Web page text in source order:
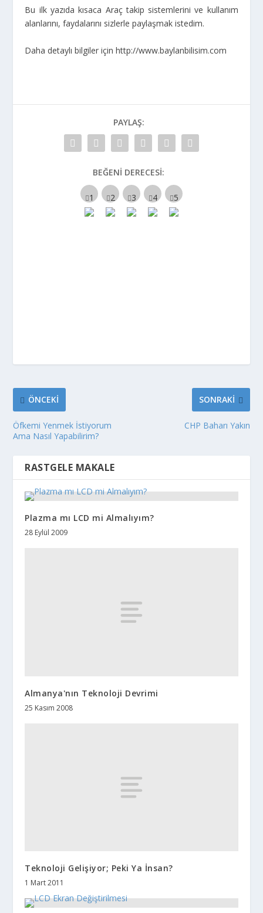
Bu ilk yazıda kısaca Araç takip sistemlerini ve kullanım
alanlarını, faydalarını sizlerle paylaşmak istedim.
Daha detaylı bilgiler için http://www.baylanbilisim.com
PAYLAŞ:
BEĞENI DERECESI:
ÖNCEKI
Öfkemi Yenmek İstiyorum
Ama Nasıl Yapabilirim?
SONRAKI
CHP Baharı Yakın
RASTGELE MAKALE
Plazma mı LCD mi Almalıyım?
28 Eylül 2009
Almanya'nın Teknoloji Devrimi
25 Kasım 2008
Teknoloji Gelişiyor; Peki Ya İnsan?
1 Mart 2011